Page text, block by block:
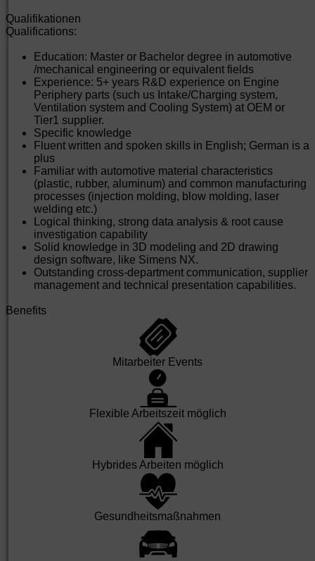
Qualifikationen
Qualifications:
Education: Master or Bachelor degree in automotive
/mechanical engineering or equivalent fields
Experience: 5+ years R&D experience on Engine
Periphery parts (such us Intake/Charging system,
Ventilation system and Cooling System) at OEM or
Tier1 supplier.
Specific knowledge
Fluent written and spoken skills in English; German is a
plus
Familiar with automotive material characteristics
(plastic, rubber, aluminum) and common manufacturing
processes (injection molding, blow molding, laser
welding etc.)
Logical thinking, strong data analysis & root cause
investigation capability
Solid knowledge in 3D modeling and 2D drawing
design software, like Simens NX.
Outstanding cross-department communication, supplier
management and technical presentation capabilities.
Benefits
Mit­arbeiter Events
Flexible Arbeits­zeit möglich
Hybrides Arbeiten möglich
Gesund­heits­maß­nahmen